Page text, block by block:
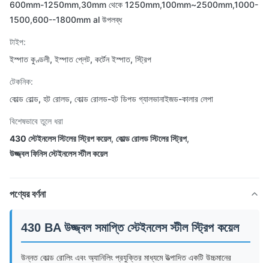
600mm-1250mm,30mm থেকে 1250mm,100mm~2500mm,1000-
1500,600--1800mm al উপলব্ধ
টাইপ:
ইস্পাত কুণ্ডলী, ইস্পাত প্লেট, কর্টেন ইস্পাত, স্ট্রিপ
টেকনিক:
কোল্ড রোল্ড, হট রোলড, কোল্ড রোলড-হট ডিপড গ্যালভানাইজড-কালার লেপা
বিশেষভাবে তুলে ধরা
430 স্টেইনলেস স্টিলের স্ট্রিপ কয়েল, কোল্ড রোলড স্টিলের স্ট্রিপ,
উজ্জ্বল ফিনিস স্টেইনলেস স্টীল কয়েল
পণ্যের বর্ণনা
430 BA উজ্জ্বল সমাপ্তি স্টেইনলেস স্টীল স্ট্রিপ কয়েল
উন্নত কোল্ড রোলিং এবং অ্যানিলিং প্রযুক্তির মাধ্যমে উত্পাদিত একটি উচ্চমানের